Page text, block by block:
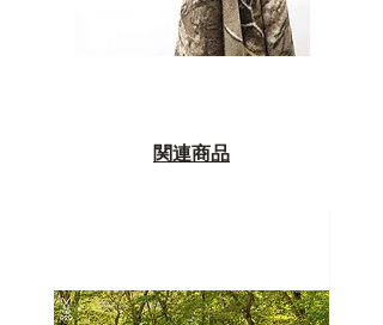
関連商品